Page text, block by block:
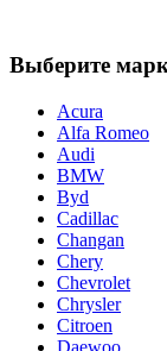
Выберите
Acura
Alfa Romeo
Audi
BMW
Byd
Cadillac
Changan
Chery
Chevrolet
Chrysler
Citroen
Daewoo